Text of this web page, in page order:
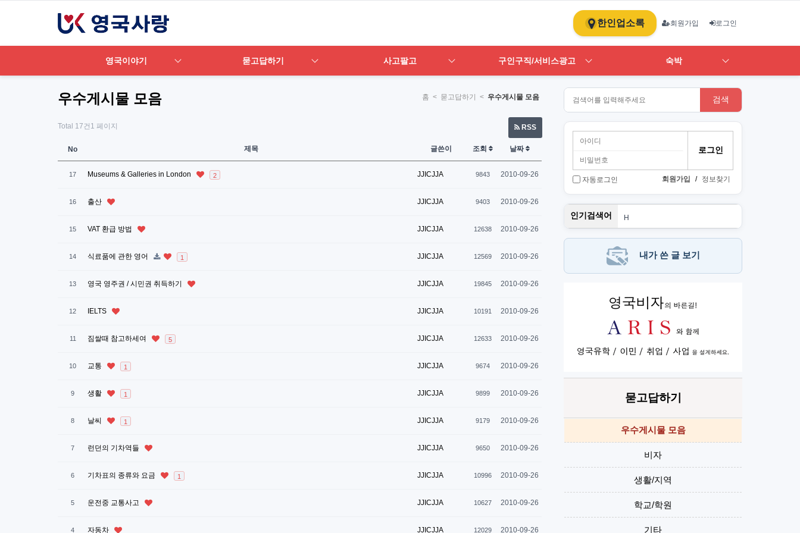
한인업소록 회원가입 로그인
영국이야기 묻고답하기 사고팔고 구인구직/서비스광고 숙박
우수게시물 모음 홈 < 묻고답하기 < 우수게시물 모음
Total 17건 1 페이지 RSS
No 제목 글쓴이 조회 날짜
17 Museums & Galleries in London 2 JJICJJA 9843 2010-09-26
16 출산 JJICJJA 9403 2010-09-26
15 VAT 환급 방법 JJICJJA 12638 2010-09-26
14 식료품에 관한 영어 1 JJICJJA 12569 2010-09-26
13 영국 영주권 / 시민권 취득하기 JJICJJA 19845 2010-09-26
12 IELTS JJICJJA 10191 2010-09-26
11 짐쌀때 참고하세여 5 JJICJJA 12633 2010-09-26
10 교통 1 JJICJJA 9674 2010-09-26
9 생활 1 JJICJJA 9899 2010-09-26
8 날씨 1 JJICJJA 9179 2010-09-26
7 런던의 기차역들 JJICJJA 9650 2010-09-26
6 기차표의 종류와 요금 1 JJICJJA 10996 2010-09-26
5 운전중 교통사고 JJICJJA 10627 2010-09-26
4 자동차 JJICJJA 12029 2010-09-26
검색
자동로그인 회원가입 / 정보찾기
인기검색어
H
1
PT
Art
내가 쓴 글 보기
묻고답하기
우수게시물 모음
비자
생활/지역
학교/학원
기타